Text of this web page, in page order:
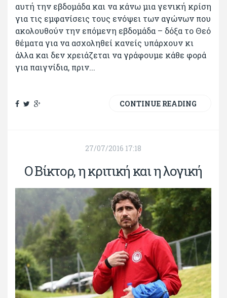
αυτή την εβδομάδα και να κάνω μια γενική κρίση
για τις εμφανίσεις τους ενόψει των αγώνων που
ακολουθούν την επόμενη εβδομάδα – δόξα το Θεό
θέματα για να ασχοληθεί κανείς υπάρχουν κι
άλλα και δεν χρειάζεται να γράφουμε κάθε φορά
για παιγνίδια, πριν...
CONTINUE READING
27/07/2016 17:18
Ο Βίκτορ, η κριτική και η λογική